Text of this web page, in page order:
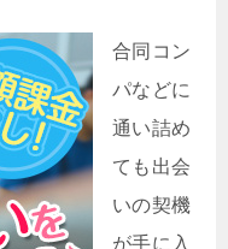
合同コン
パなどに
通い詰め
ても出会
いの契機
が手に入